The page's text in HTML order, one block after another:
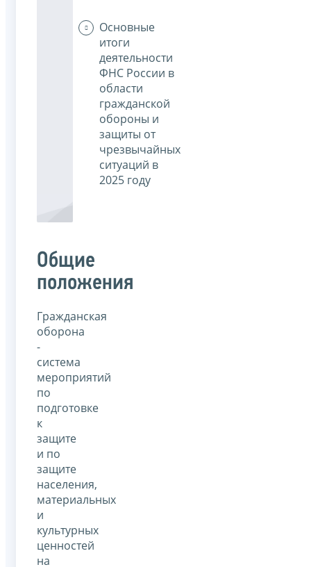
Основные
итоги
деятельности
ФНС России в
области
гражданской
обороны и
защиты от
чрезвычайных
ситуаций в
2025 году
Общие
положения
Гражданская
оборона
-
система
мероприятий
по
подготовке
к
защите
и по
защите
населения,
материальных
и
культурных
ценностей
на